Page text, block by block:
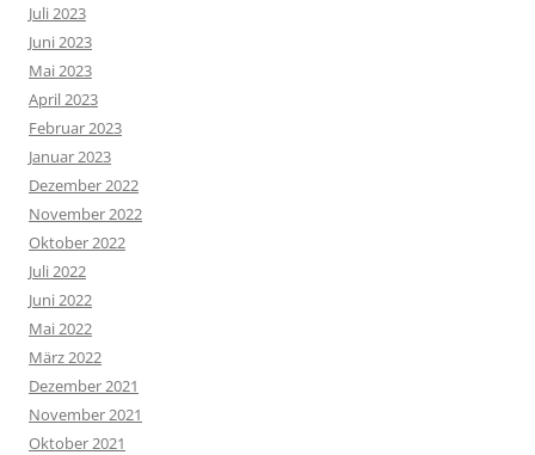
Juli 2023
Juni 2023
Mai 2023
April 2023
Februar 2023
Januar 2023
Dezember 2022
November 2022
Oktober 2022
Juli 2022
Juni 2022
Mai 2022
März 2022
Dezember 2021
November 2021
Oktober 2021